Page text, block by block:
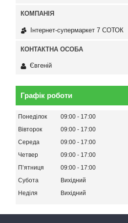
Інтернет-супермаркет 7 СОТОК
Євгеній
Графік роботи
Понеділок 09:00
17:00
Вівторок
09:00
17:00
Середа
09:00
17:00
Четвер
09:00
17:00
Пʼятниця
09:00
17:00
Субота
Вихідний
Неділя
Вихідний